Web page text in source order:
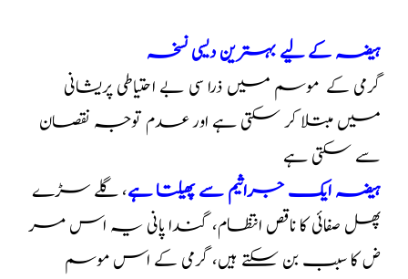
ہیضہ کے لیے بہترین دیسی نسخہ
گرمی کے موسم میں ذرا سی بے احتیاطی پریشانی
میں مبتلا کر سکتی ہے اور عدم توجہ نقصان
سے سکتی ہے
ہیضہ ایک جراثیم سے پھیلتا ہے، گلے سڑے
پھل صفائی کا ناقص انتظام، گندا پانی یہ اس مر
ض کا سبب بن سکتے ہیں، گرمی کے اس موسم